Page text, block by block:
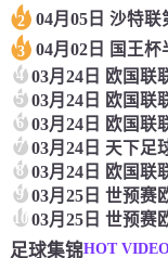
2
3
4
5
6
7 03月24日 天下足
8
9
10
足球集锦HOT